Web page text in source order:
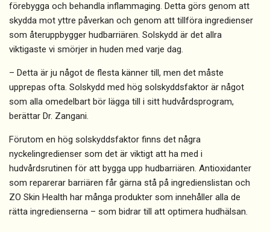
förebygga och behandla inflammaging. Detta görs genom att
skydda mot yttre påverkan och genom att tillföra ingredienser
som återuppbygger hudbarriären. Solskydd är det allra
viktigaste vi smörjer in huden med varje dag.
– Detta är ju något de flesta känner till, men det måste
upprepas ofta. Solskydd med hög solskyddsfaktor är något
som alla omedelbart bör lägga till i sitt hudvårdsprogram,
berättar Dr. Zangani.
Förutom en hög solskyddsfaktor finns det några
nyckelingredienser som det är viktigt att ha med i
hudvårdsrutinen för att bygga upp hudbarriären. Antioxidanter
som reparerar barriären får gärna stå på ingredienslistan och
ZO Skin Health har många produkter som innehåller alla de
rätta ingredienserna – som bidrar till att optimera hudhälsan.